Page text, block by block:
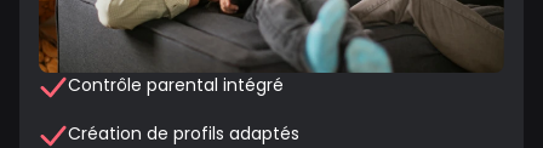
Contrôle parental intégré
Création de profils adaptés